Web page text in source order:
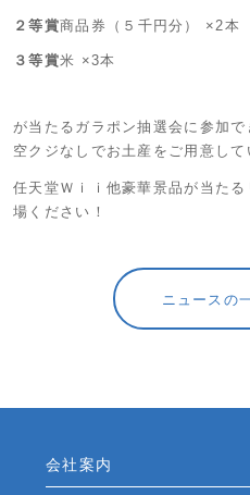
２等賞商品券（５千円分） ×2本
３等賞米 ×3本
が当たるガラポン抽選会に参加で
空クジなしでお土産をご用意して
任天堂Ｗｉｉ他豪華景品が当た
場ください！
ニュースの
会社案内